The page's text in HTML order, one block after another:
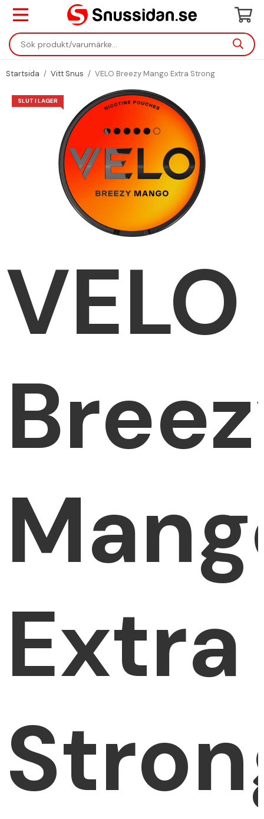
Startsida / Vitt Snus / VELO Breezy Mango Extra Strong
SLUT I LAGER
VELO
Extra